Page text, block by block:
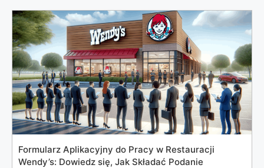
Formularz Aplikacyjny do Pracy w Restauracji
Wendy’s: Dowiedz się, Jak Składać Podanie